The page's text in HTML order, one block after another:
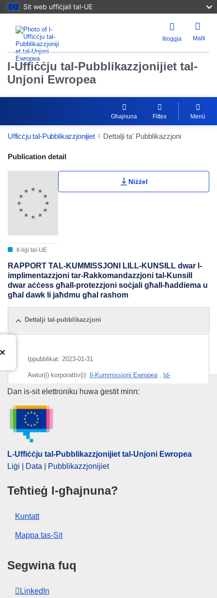
Sit web uffiċjali tal-UE
Illoggja Malti
l-Uffiċċju tal-Pubblikazzjonijiet tal-
Unjoni Ewropea
Għajnuna Fittex Menù
Uffiċċju tal-Pubblikazzjonijiet Dettalji ta' Pubblikazzjoni
Publication Detail Actions Portlet
Publication detail
Il-liġi tal-UE
Niżżel
RAPPORT TAL-KUMMISSJONI LILL-KUNSILL dwar l-
implimentazzjoni tar-Rakkomandazzjoni tal-Kunsill
dwar aċċess għall-protezzjoni soċjali għall-ħaddiema u
għal dawk li jaħdmu għal rashom
Dettalji tal-pubblikazzjoni
Ippubblikat: 2023-01-31
Awtur(i) korporattiv(i): Il-Kummissjoni Ewropea
Id-
Suġġett:
kundizzjonijiet tax-xogħol
politika soċjali Ewropea
tal-UE,suq tax-xogħol
CELEX : 52023DC0043
IMMC : COM(2023)43 final
L-Uffiċċju tal-Pubblikazzjonijiet
Dan is-sit elettroniku huwa ġestit minn:
L-Uffiċċju tal-Pubblikazzjonijiet tal-Unjoni Ewropea
Liġi | Data | Pubblikazzjonijiet
Teħtieġ l-għajnuna?
Kuntatt
Mappa tas-Sit
Segwina fuq
LinkedIn